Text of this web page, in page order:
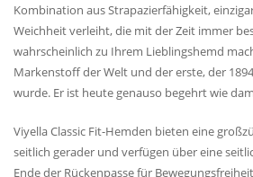
Kombination aus Strapazierfähigkeit,
Weichheit verleiht, die mit der Zeit immer
wahrscheinlich zu Ihrem Lieblingshemd
Markenstoff der Welt und der erste, der
wurde. Er ist heute genauso begehrt wie
Viyella Classic Fit-Hemden bieten eine
seitlich gerader und verfügen über eine
Ende der Rückenpasse für